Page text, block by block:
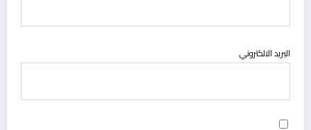
البريد الالكتروني